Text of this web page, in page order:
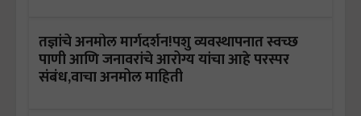
तज्ञांचे अनमोल मार्गदर्शन!पशु व्यवस्थापनात स्वच्छ
पाणी आणि जनावरांचे आरोग्य यांचा आहे परस्पर
संबंध,वाचा अनमोल माहिती